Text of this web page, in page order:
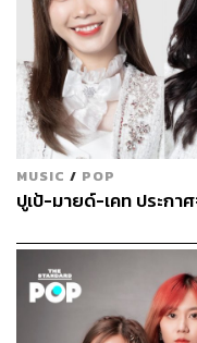
อ
กีฬ
อดิ
MUSIC / POP
ปูเป้-มายด์-เคท ประกา